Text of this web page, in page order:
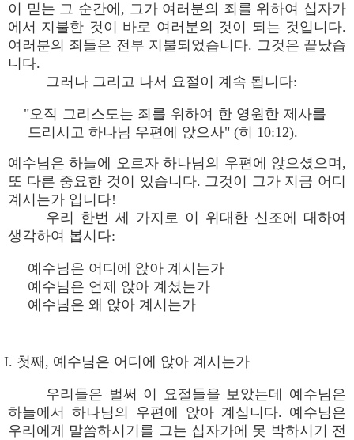
이 믿는 그 순간에, 그가 여러분의 죄를 위하여 십자가
에서 지불한 것이 바로 여러분의 것이 되는 것입니다.
여러분의 죄들은 전부 지불되었습니다. 그것은 끝났습
니다.
그러나 그리고 나서 요절이 계속 됩니다:
"오직 그리스도는 죄를 위하여 한 영원한 제사를
드리시고 하나님 우편에 앉으사" (히 10:12).
예수님은 하늘에 오르자 하나님의 우편에 앉으셨으며,
또 다른 중요한 것이 있습니다. 그것이 그가 지금 어디
계시는가 입니다!
우리 한번 세 가지로 이 위대한 신조에 대하여
생각하여 봅시다:
예수님은 어디에 앉아 계시는가
예수님은 언제 앉아 계셨는가
예수님은 왜 앉아 계시는가
I. 첫째, 예수님은 어디에 앉아 계시는가
우리들은 벌써 이 요절들을 보았는데 예수님은
하늘에서 하나님의 우편에 앉아 계십니다. 예수님은
우리에게 말씀하시기를 그는 십자가에 못 박하시기 전